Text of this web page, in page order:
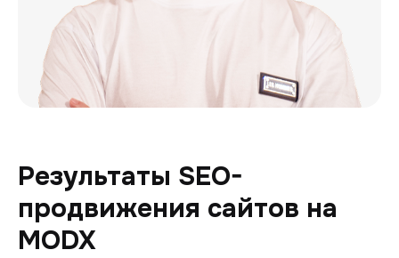
Результаты SEO-
продвижения сайтов на
MODX